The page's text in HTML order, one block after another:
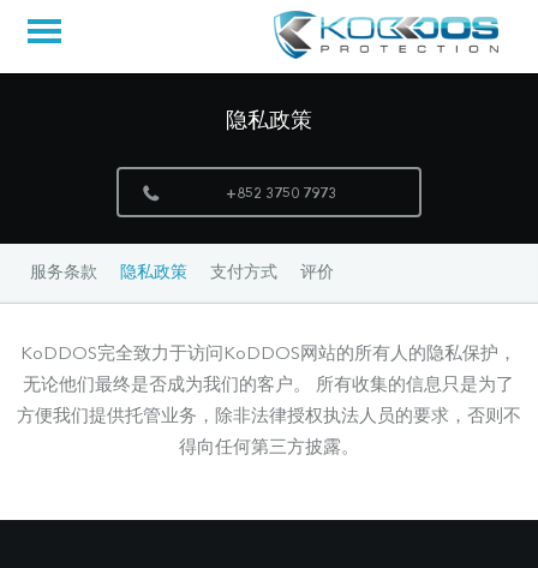
隐私政策
+852 3750 7973
服务条款 隐私政策 支付方式 评价
KoDDOS完全致力于访问KoDDOS网站的所有人的隐私保护，
无论他们最终是否成为我们的客户。 所有收集的信息只是为了
方便我们提供托管业务，除非法律授权执法人员的要求，否则不
得向任何第三方披露。